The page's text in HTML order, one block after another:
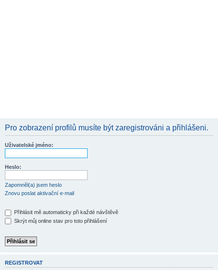
Pro zobrazení profilů musíte být zaregistrováni a přihlášeni.
Uživatelské jméno:
Heslo:
Zapomněl(a) jsem heslo
Znovu poslat aktivační e-mail
Přihlásit mě automaticky při každé návštěvě
Skrýt můj online stav pro toto přihlášení
REGISTROVAT